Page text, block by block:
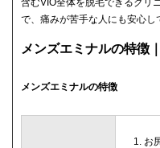
含むVIO全体を脱毛できるクリ
で、痛みが苦手な人にも安心し
メンズエミナルの特徴
メンズエミナルの特徴
お